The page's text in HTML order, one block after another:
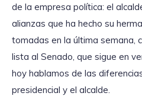
de la empresa política: el
alianzas que ha hecho su
tomadas en la última semana,
lista al Senado, que sigue en
hoy hablamos de las
presidencial y el alcalde.